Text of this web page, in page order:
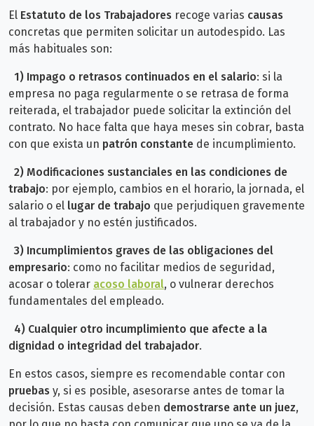
El Estatuto de los Trabajadores recoge varias causas
concretas que permiten solicitar un autodespido. Las
más habituales son:
1) Impago o retrasos continuados en el salario: si la
empresa no paga regularmente o se retrasa de forma
reiterada, el trabajador puede solicitar la extinción del
contrato. No hace falta que haya meses sin cobrar, basta
con que exista un patrón constante de incumplimiento.
2) Modificaciones sustanciales en las condiciones de
trabajo: por ejemplo, cambios en el horario, la jornada, el
salario o el lugar de trabajo que perjudiquen gravemente
al trabajador y no estén justificados.
3) Incumplimientos graves de las obligaciones del
empresario: como no facilitar medios de seguridad,
acosar o tolerar acoso laboral, o vulnerar derechos
fundamentales del empleado.
4) Cualquier otro incumplimiento que afecte a la
dignidad o integridad del trabajador.
En estos casos, siempre es recomendable contar con
pruebas y, si es posible, asesorarse antes de tomar la
decisión. Estas causas deben demostrarse ante un juez,